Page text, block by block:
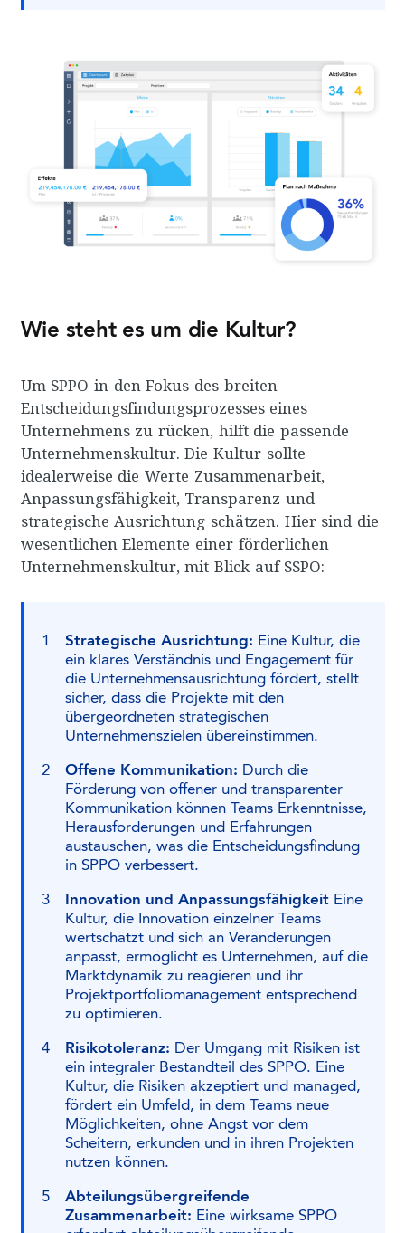
Wie steht es um die Kultur?
Um SPPO in den Fokus des breiten
Entscheidungsfindungsprozesses eines
Unternehmens zu rücken, hilft die passende
Unternehmenskultur. Die Kultur sollte
idealerweise die Werte Zusammenarbeit,
Anpassungsfähigkeit, Transparenz und
strategische Ausrichtung schätzen. Hier sind die
wesentlichen Elemente einer förderlichen
Unternehmenskultur, mit Blick auf SSPO:
Strategische Ausrichtung: Eine Kultur, die
ein klares Verständnis und Engagement für
die Unternehmensausrichtung fördert, stellt
sicher, dass die Projekte mit den
übergeordneten strategischen
Unternehmenszielen übereinstimmen.
Offene Kommunikation: Durch die
Förderung von offener und transparenter
Kommunikation können Teams Erkenntnisse,
Herausforderungen und Erfahrungen
austauschen, was die Entscheidungsfindung
in SPPO verbessert.
Innovation und Anpassungsfähigkeit Eine
Kultur, die Innovation einzelner Teams
wertschätzt und sich an Veränderungen
anpasst, ermöglicht es Unternehmen, auf die
Marktdynamik zu reagieren und ihr
Projektportfoliomanagement entsprechend
zu optimieren.
Risikotoleranz: Der Umgang mit Risiken ist
ein integraler Bestandteil des SPPO. Eine
Kultur, die Risiken akzeptiert und managed,
fördert ein Umfeld, in dem Teams neue
Möglichkeiten, ohne Angst vor dem
Scheitern, erkunden und in ihren Projekten
nutzen können.
Abteilungsübergreifende
Zusammenarbeit: Eine wirksame SPPO